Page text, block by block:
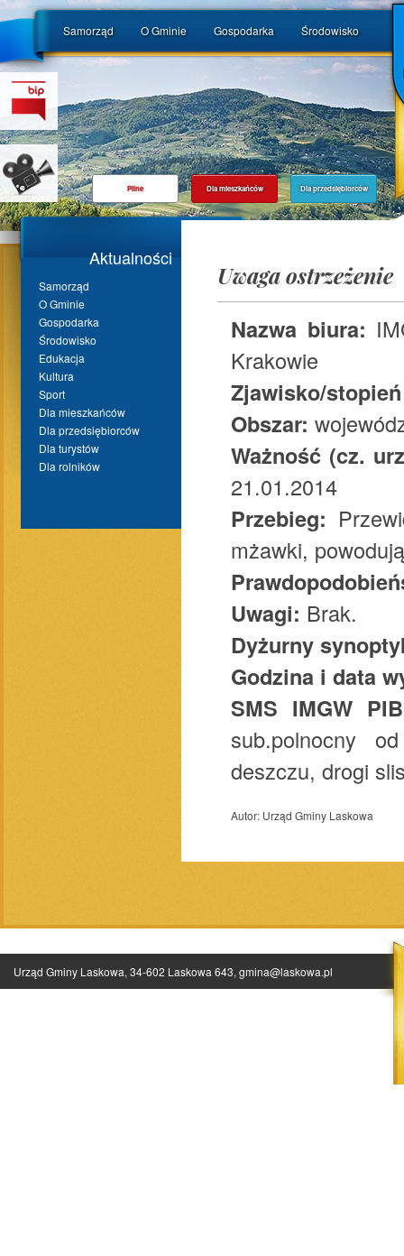
Samorząd O Gminie Gospodarka Środowisko
Pilne Dla mieszkańców Dla przedsiębiorców
Aktualności
Samorząd
O Gminie
Gospodarka
Środowisko
Edukacja
Kultura
Sport
Dla mieszkańców
Dla przedsiębiorców
Dla turystów
Dla rolników
Uwaga ostrzeżenie
Nazwa biura:
Krakowie
Zjawisko/
Obszar:
Ważność (cz.
21.01.2014
Przebieg:
mżawki,
Uwagi: Brak.
Dyżurny
Godzina i data
SMS IMGW
sub.polnocny
deszczu, drogi
Autor: Urząd Gminy Laskowa
Urząd Gminy Laskowa, 34-602 Laskowa 643, gmina@laskowa.pl